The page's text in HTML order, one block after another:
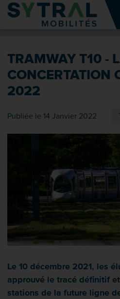
Contenu
Entête de page
Recherche
Pied de page
TRAMWAY T10 -
CONCERTATION
2022
Publiée le 14 Janvier 2022
Le 10 décembre 2021, les
approuvé le tracé définitif
stations de la future ligne